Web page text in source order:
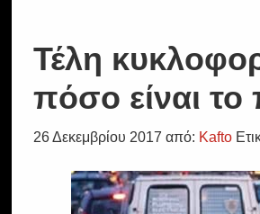
Τέλη
πόσο είναι το
26 Δεκεμβρίου 2017 από: Kafto